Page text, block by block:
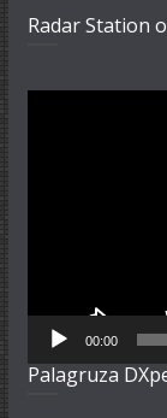
Radar Station
00:00
Palagruza